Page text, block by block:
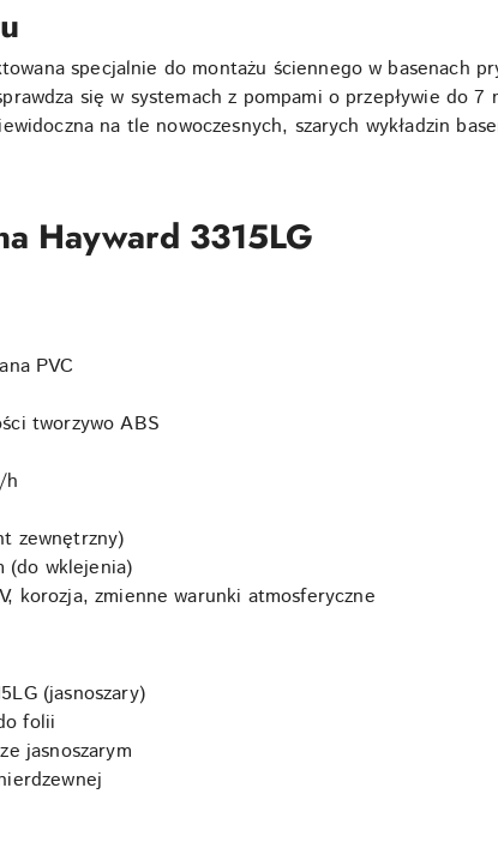
specjalnie do montażu ściennego w basenach
się w systemach z pompami o przepływie do 7
na tle nowoczesnych, szarych wykładzin
Hayward 3315LG
PVC
tworzywo ABS
h
zewnętrzny)
(do wklejenia)
korozja, zmienne warunki atmosferyczne
(jasnoszary)
folii
jasnoszarym